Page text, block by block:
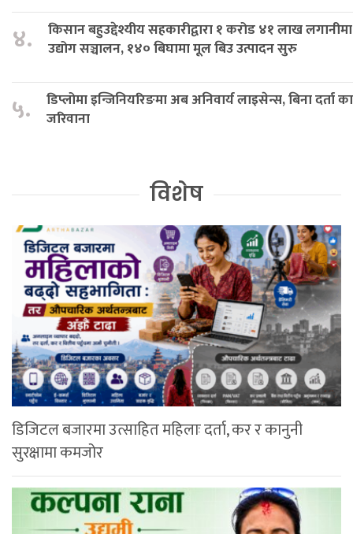
४.
किसान बहुउद्देश्यीय सहकारीद्वारा १ करोड ४१ लाख
उद्योग सञ्चालन, १४० बिघामा मूल बिउ उत्पादन सुरु
५.
डिप्लोमा इन्जिनियरिङमा अब अनिवार्य लाइसेन्स, बिना दर्ता
जरिवाना
विशेष
डिजिटल बजारमा उत्साहित महिलाः दर्ता, कर र कानुनी
सुरक्षामा कमजोर